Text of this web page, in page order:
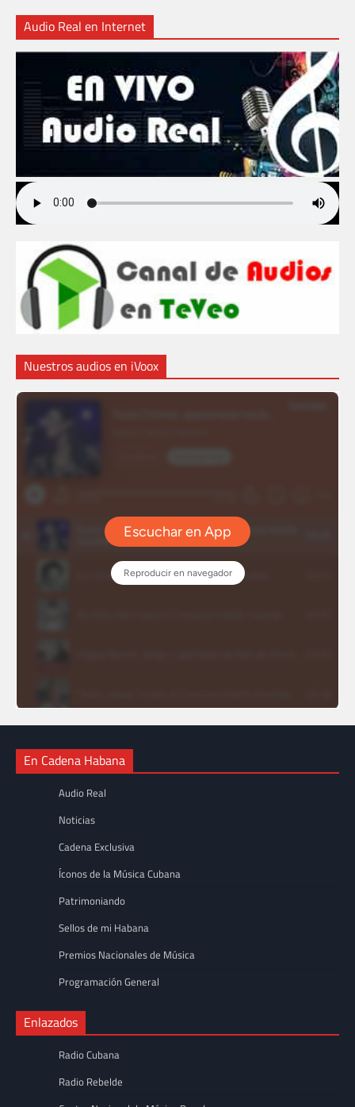
Audio Real en Internet
Nuestros audios en iVoox
En Cadena Habana
Audio Real
Noticias
Cadena Exclusiva
Íconos de la Música Cubana
Patrimoniando
Sellos de mi Habana
Premios Nacionales de Música
Programación General
Enlazados
Radio Cubana
Radio Rebelde